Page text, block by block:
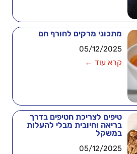
מתכוני מרקים לחורף חם
05/12/2025
קרא עוד ←
טיפים לצריכת חטיפים בדרך
בריאה וחיובית מבלי להעלות
במשקל
05/12/2025